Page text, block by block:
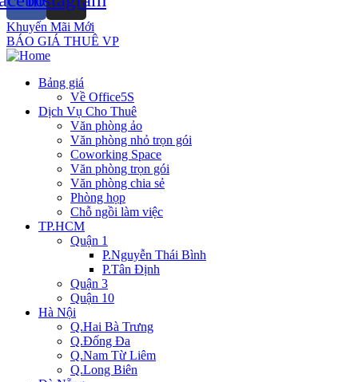
Khuyến Mãi Mới
BÁO GIÁ THUÊ VP
Bảng giá
Về Office5S
Dịch Vụ Cho Thuê
Văn phòng ảo
Văn phòng nhỏ trọn gói
Coworking Space
Văn phòng trọn gói
Văn phòng chia sẻ
Phòng họp
Chỗ ngồi làm việc
TP.HCM
Quận 1
P.Nguyễn Thái Bình
P.Tân Định
Quận 3
Quận 10
Hà Nội
Q.Hai Bà Trưng
Q.Đống Đa
Q.Nam Từ Liêm
Q.Long Biên